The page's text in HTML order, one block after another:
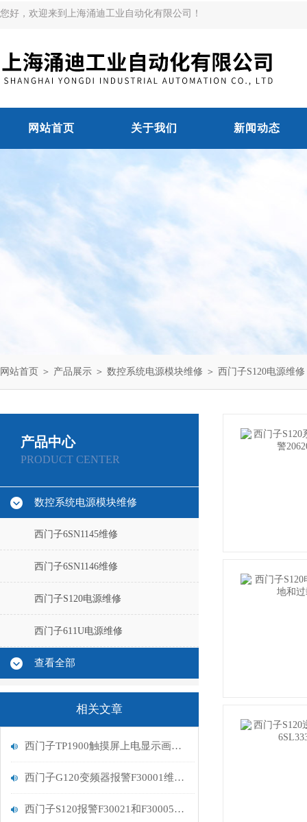
您好，欢迎来到上海涌迪工业自动化有限公司！
网站首页 关于我们 新闻动态
网站首页 ＞ 产品展示 ＞ 数控系统电源模块维修 ＞ 西门子S120电源维修
产品中心
PRODUCT CENTER
数控系统电源模块维修
西门子6SN1145维修
西门子6SN1146维修
西门子S120电源维修
西门子611U电源维修
查看全部
相关文章
西门子TP1900触摸屏上电显示画面不动进不了系统
西门子G120变频器报警F30001维修判断
西门子S120报警F30021和F30005故障排查维修